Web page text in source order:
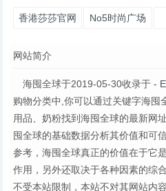
香港莎莎官网 No5时尚广场
网站简介
海囤全球于2019-05-30收录于 -
购物分类中,你可以通过关键字海囤
用品、奶粉找到海囤全球的最新网
囤全球的基础数据分析其价值和可
参考，海囤全球真正的价值在于它
作用，另外还取决于各种因素的综
不受本站限制，本站不对其网站内